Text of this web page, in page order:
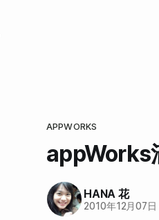
APPWORKS
appWorks
HANA 花
2010年12月07日